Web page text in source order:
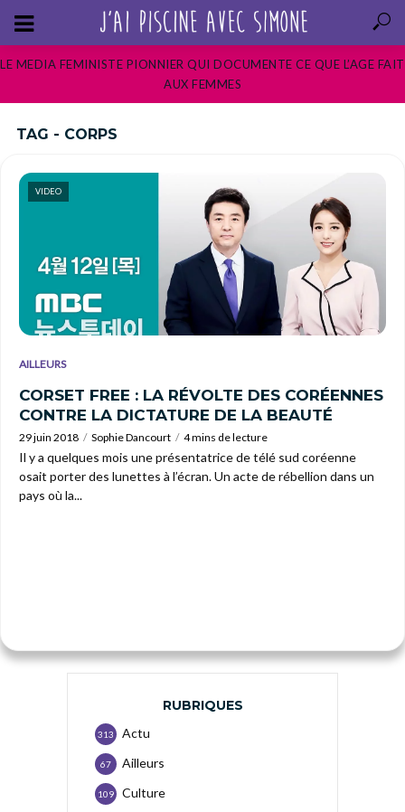
LE MEDIA FEMINISTE PIONNIER QUI DOCUMENTE CE QUE L’AGE FAIT
AUX FEMMES
TAG - CORPS
VIDEO
AILLEURS
CORSET FREE : LA RÉVOLTE DES CORÉENNES
CONTRE LA DICTATURE DE LA BEAUTÉ
29 juin 2018 Sophie Dancourt 4 mins de lecture
Il y a quelques mois une présentatrice de télé sud coréenne
osait porter des lunettes à l’écran. Un acte de rébellion dans un
pays où la...
RUBRIQUES
Actu
313
Ailleurs
67
Culture
109